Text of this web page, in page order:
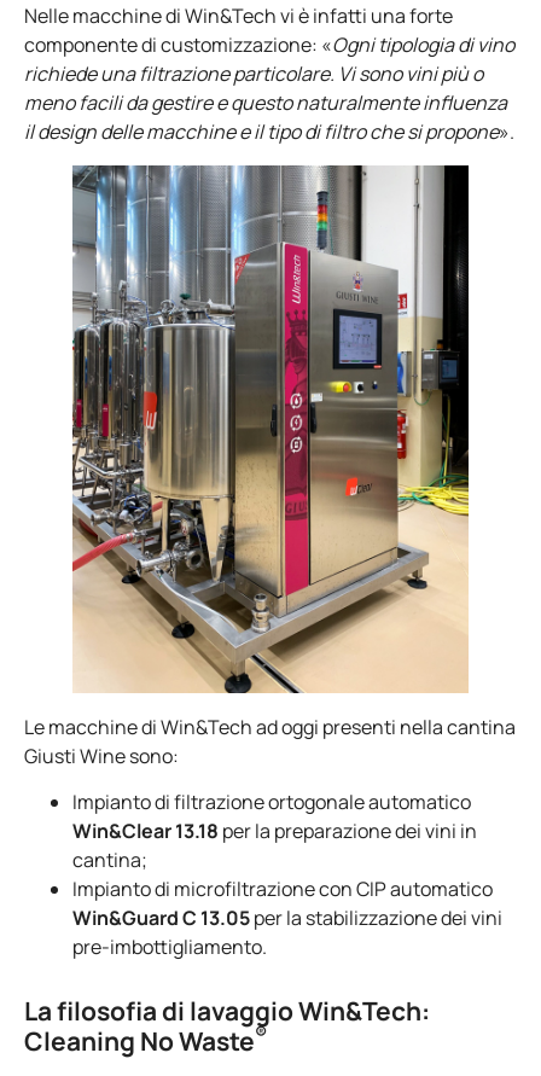
Nelle macchine di Win&Tech vi è infatti una forte
componente di customizzazione: «Ogni tipologia di vino
richiede una filtrazione particolare. Vi sono vini più o
meno facili da gestire e questo naturalmente influenza
il design delle macchine e il tipo di filtro che si propone».
Le macchine di Win&Tech ad oggi presenti nella cantina
Giusti Wine sono:
Impianto di filtrazione ortogonale automatico
Win&Clear 13.18 per la preparazione dei vini in
cantina;
Impianto di microfiltrazione con CIP automatico
Win&Guard C 13.05per la stabilizzazione dei vini
pre-imbottigliamento.
La filosofia di lavaggio Win&Tech:
Cleaning NoWaste®